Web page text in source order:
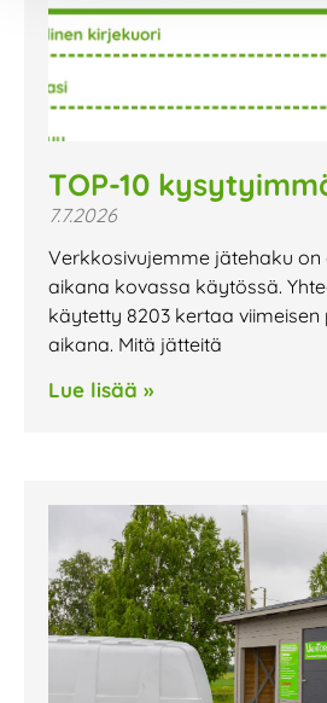
TOP-10
7.7.2026
Verkkosivujemme jätehaku
aikana kovassa käytössä.
käytetty 8203 kertaa viimeisen
aikana. Mitä jätteitä
Lue lisää »